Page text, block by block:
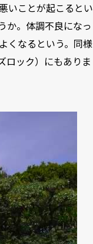
いことが起こるとい
か。体調不良になっ
くなるという。同様
ロック）にもありま